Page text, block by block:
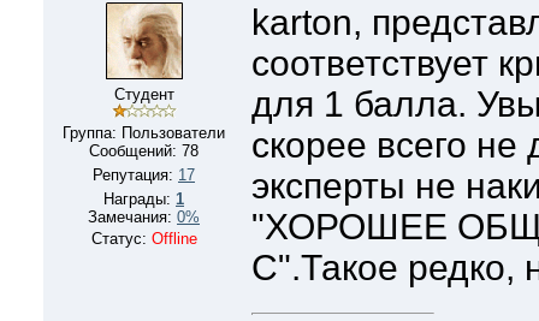
Студент
Группа: Пользователи
Сообщений: 78
Репутация: 17
Награды: 1
Замечания: 0%
Статус: Offline
karton,
соответствует
для 1 балла.
скорее всего не
эксперты не
"ХОРОШЕЕ
С".Такое редко,